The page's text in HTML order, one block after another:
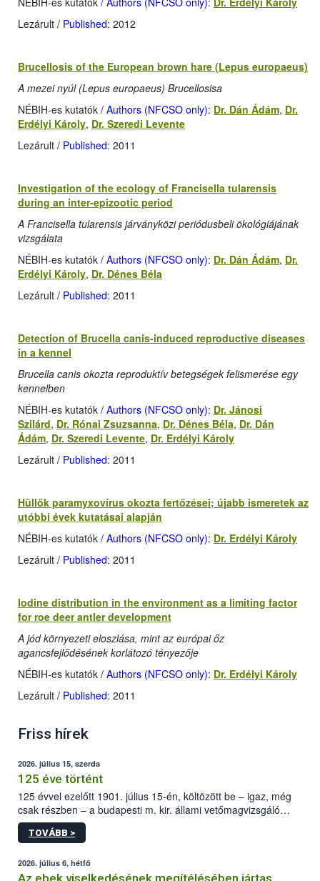
Lezárult / Published: 2012
Brucellosis of the European brown hare (Lepus europaeus)
A mezei nyúl (Lepus europaeus) Brucellosisa
NÉBIH-es kutatók / Authors (NFCSO only): Dr. Dán Ádám, Dr.
Erdélyi Károly, Dr. Szeredi Levente
Lezárult / Published: 2011
Investigation of the ecology of Francisella tularensis
during an inter-epizootic period
A Francisella tularensis járványközi periódusbeli ökológiájának
vizsgálata
NÉBIH-es kutatók / Authors (NFCSO only): Dr. Dán Ádám, Dr.
Erdélyi Károly, Dr. Dénes Béla
Lezárult / Published: 2011
Detection of Brucella canis-induced reproductive diseases
in a kennel
Brucella canis okozta reproduktív betegségek felismerése egy
kennelben
NÉBIH-es kutatók / Authors (NFCSO only): Dr. Jánosi
Szilárd, Dr. Rónai Zsuzsanna, Dr. Dénes Béla, Dr. Dán
Ádám, Dr. Szeredi Levente, Dr. Erdélyi Károly
Lezárult / Published: 2011
Hüllők paramyxovírus okozta fertőzései; újabb ismeretek az
utóbbi évek kutatásai alapján
NÉBIH-es kutatók / Authors (NFCSO only): Dr. Erdélyi Károly
Lezárult / Published: 2011
Iodine distribution in the environment as a limiting factor
for roe deer antler development
A jód környezeti eloszlása, mint az európai őz
agancsfejlődésének korlátozó tényezője
NÉBIH-es kutatók / Authors (NFCSO only): Dr. Erdélyi Károly
Lezárult / Published: 2011
Friss hírek
2026. július 15, szerda
125 éve történt
125 évvel ezelőtt 1901. július 15-én, költözött be – igaz, még
csak részben – a budapesti m. kir. állami vetőmagvizsgáló
állomás a Kis Rókus utca 15. szám alatti, Czigler Győző által
tervezett új épületébe.
TOVÁBB >
2026. július 6, hétfő
Az ebek viselkedésének megítélésében jártas